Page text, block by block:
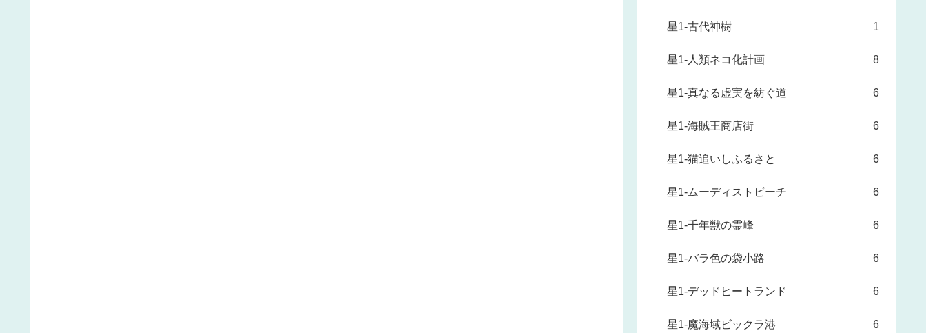
星1-古代神樹 1
星1-人類ネコ化計画 8
星1-真なる虚実を紡ぐ道 6
星1-海賊王商店街 6
星1-猫追いしふるさと 6
星1-ムーディストビーチ 6
星1-千年獣の霊峰 6
星1-バラ色の袋小路 6
星1-デッドヒートランド 6
星1-魔海域ビックラ港 6